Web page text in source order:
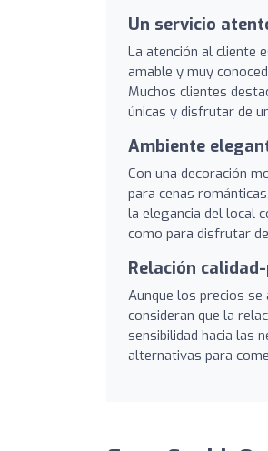
Un servicio
La atención al cliente
amable y muy
Muchos clientes
únicas y disfrutar de
Ambiente
Con una decoración
para cenas
la elegancia del local
como para disfrutar
Relación
Aunque los precios
consideran que la
sensibilidad hacia las
alternativas para